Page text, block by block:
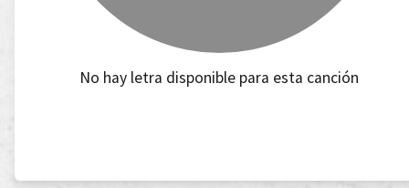
No hay letra disponible para esta canción